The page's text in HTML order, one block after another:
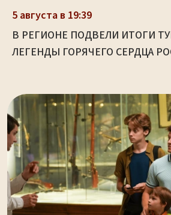
5 августа в 19:39
В РЕГИОНЕ ПОДВЕЛИ ИТОГИ
ЛЕГЕНДЫ ГОРЯЧЕГО СЕРДЦА